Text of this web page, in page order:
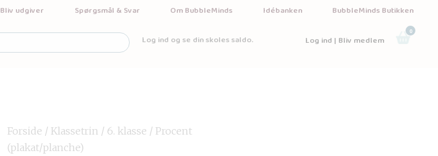
Bliv udgiver Spørgsmål & Svar Om BubbleMinds Idébanken BubbleMinds Butikken
Log ind og se din skoles saldo. Log ind | Bliv medlem
0
Forside / Klassetrin / 6. klasse / Procent
(plakat/planche)